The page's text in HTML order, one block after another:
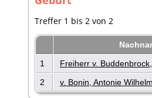
Treffer 1 bis 2 von 2
1
Freiherr v.
2
v. Bonin, Antonie